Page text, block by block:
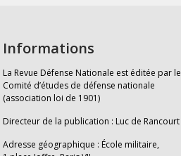
Informations
La Revue Défense Nationale est éditée par le
Comité d’études de défense nationale
(association loi de 1901)
Directeur de la publication : Luc de Rancourt
Adresse géographique : École militaire,